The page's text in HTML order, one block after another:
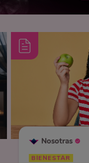
Nosotras
BIENESTAR